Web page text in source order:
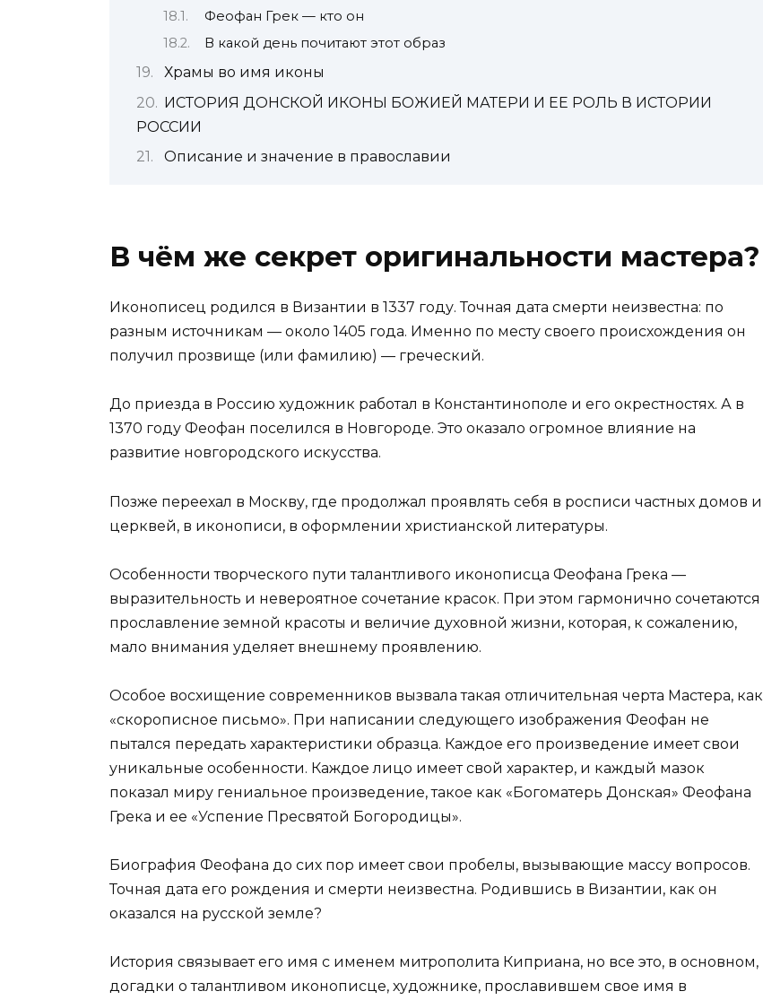
Феофан Грек — кто он
В какой день почитают этот образ
Храмы во имя иконы
ИСТОРИЯ ДОНСКОЙ ИКОНЫ БОЖИЕЙ МАТЕРИ И ЕЕ РОЛЬ В ИСТОРИИ
РОССИИ
Описание и значение в православии
В чём же секрет оригинальности мастера?
Иконописец родился в Византии в 1337 году. Точная дата смерти неизвестна: по
разным источникам — около 1405 года. Именно по месту своего происхождения он
получил прозвище (или фамилию) — греческий.
До приезда в Россию художник работал в Константинополе и его окрестностях. А в
1370 году Феофан поселился в Новгороде. Это оказало огромное влияние на
развитие новгородского искусства.
Позже переехал в Москву, где продолжал проявлять себя в росписи частных домов и
церквей, в иконописи, в оформлении христианской литературы.
Особенности творческого пути талантливого иконописца Феофана Грека —
выразительность и невероятное сочетание красок. При этом гармонично сочетаются
прославление земной красоты и величие духовной жизни, которая, к сожалению,
мало внимания уделяет внешнему проявлению.
Особое восхищение современников вызвала такая отличительная черта Мастера, как
«скорописное письмо». При написании следующего изображения Феофан не
пытался передать характеристики образца. Каждое его произведение имеет свои
уникальные особенности. Каждое лицо имеет свой характер, и каждый мазок
показал миру гениальное произведение, такое как «Богоматерь Донская» Феофана
Грека и ее «Успение Пресвятой Богородицы».
Биография Феофана до сих пор имеет свои пробелы, вызывающие массу вопросов.
Точная дата его рождения и смерти неизвестна. Родившись в Византии, как он
оказался на русской земле?
История связывает его имя с именем митрополита Киприана, но все это, в основном,
догадки о талантливом иконописце, художнике, прославившем свое имя в